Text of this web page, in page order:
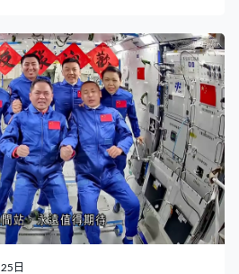
有約200宗疑似染疫死亡。當局
強社區防疫。 不過實施防疫措施
省一周內再有第三宗針對醫院的
援助組織誇大疫情規模，要求醫
人遺體，焚燒醫療帳篷並發生槍
的病人逃走，下落不明。 當地亦
人以上的限聚令，到教堂參加彌
洗手液加強消毒。有人道救援組
加上經常發生暴力衝突，民眾長
局嚴格管控染疫死者葬禮安排，
工作。政府甚至要派遣軍隊和防
日